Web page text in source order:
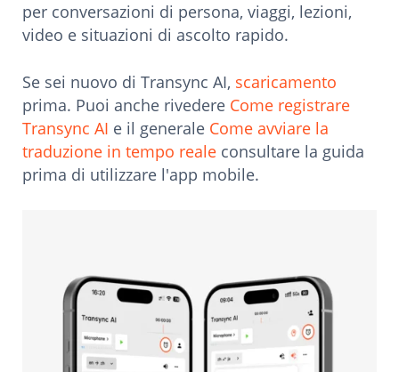
per conversazioni di persona, viaggi, lezioni,
video e situazioni di ascolto rapido.
Se sei nuovo di Transync AI, scaricamento
prima. Puoi anche rivedere Come registrare
Transync AI e il generale Come avviare la
traduzione in tempo reale consultare la guida
prima di utilizzare l'app mobile.